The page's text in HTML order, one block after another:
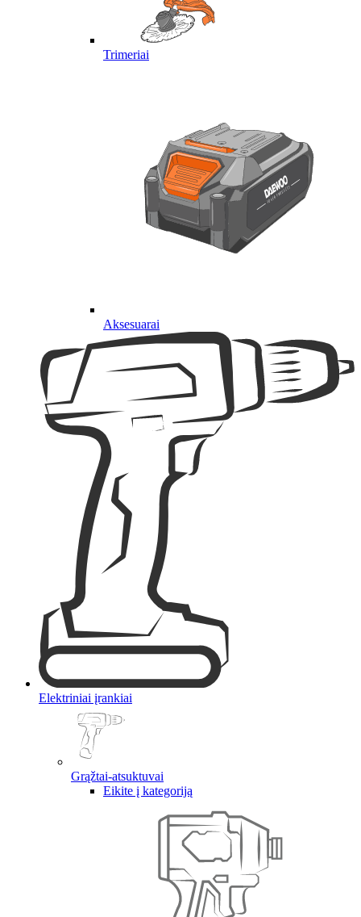
Trimeriai
Aksesuarai
Elektriniai įrankiai
Grąžtai-atsuktuvai
Eikite į kategoriją